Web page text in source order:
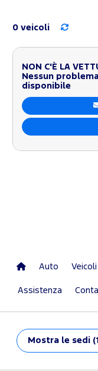
0 veicoli
NON C'È LA
Nessun
disponibile
Auto
Assistenza
Mostra le sedi